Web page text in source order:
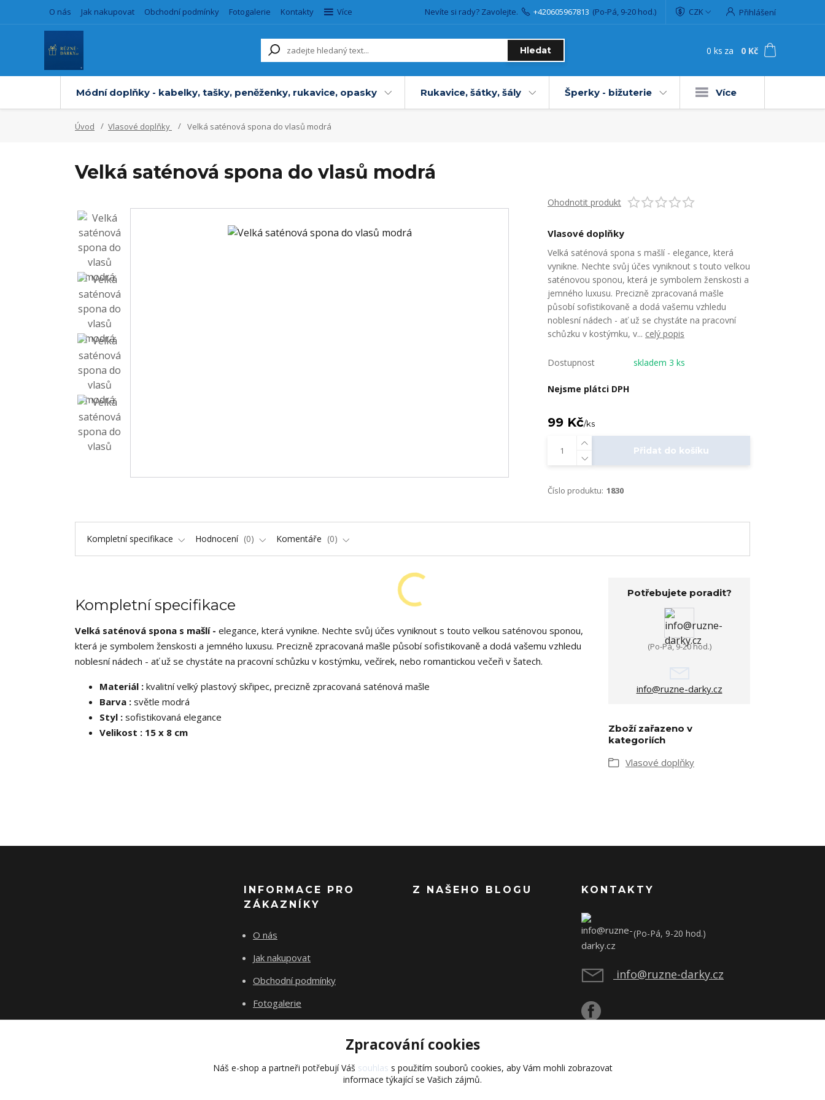
O nás Jak nakupovat Obchodní podmínky Fotogalerie Kontakty Více CZK Přihlášení
Hledat
Nevíte si rady? Zavolejte. +420605967813 (Po-Pá, 9-20 hod.)
0 ks za 0 Kč
Módní doplňky - kabelky, tašky, peněženky, rukavice, opasky Rukavice, šátky, šály Šperky - bižuterie Více
Úvod Vlasové doplňky Velká saténová spona do vlasů modrá
Velká saténová spona do vlasů modrá
Ohodnotit produkt
Vlasové doplňky
Velká saténová spona s mašlí - elegance, která
vynikne. Nechte svůj účes vyniknout s touto velkou
saténovou sponou, která je symbolem ženskosti a
jemného luxusu. Precizně zpracovaná mašle
působí sofistikovaně a dodá vašemu vzhledu
noblesní nádech - ať už se chystáte na pracovní
schůzku v kostýmku, v... celý popis
Dostupnost skladem 3 ks
Nejsme plátci DPH
99 Kč/ks
Přidat do košíku
Číslo produktu: 1830
Kompletní specifikace Hodnocení 0 Komentáře 0
Kompletní specifikace
Velká saténová spona s mašlí - elegance, která vynikne. Nechte svůj účes vyniknout s touto velkou saténovou sponou,
která je symbolem ženskosti a jemného luxusu. Precizně zpracovaná mašle působí sofistikovaně a dodá vašemu vzhledu
noblesní nádech - ať už se chystáte na pracovní schůzku v kostýmku, večírek, nebo romantickou večeři v šatech.
Materiál : kvalitní velký plastový skřipec, precizně zpracovaná saténová mašle
Barva : světle modrá
Styl : sofistikovaná elegance
Velikost : 15 x 8 cm
Potřebujete poradit?
(Po-Pá, 9-20 hod.)
info@ruzne-darky.cz
Zboží zařazeno v
kategoriích
Vlasové doplňky
INFORMACE PRO
ZÁKAZNÍKY
O nás
Jak nakupovat
Obchodní podmínky
Fotogalerie
Z NAŠEHO BLOGU KONTAKTY
(Po-Pá, 9-20 hod.)
info@ruzne-darky.cz
Zpracování cookies
Náš e-shop a partneři potřebují Váš souhlas s použitím souborů cookies, aby Vám mohli zobrazovat
informace týkající se Vašich zájmů.